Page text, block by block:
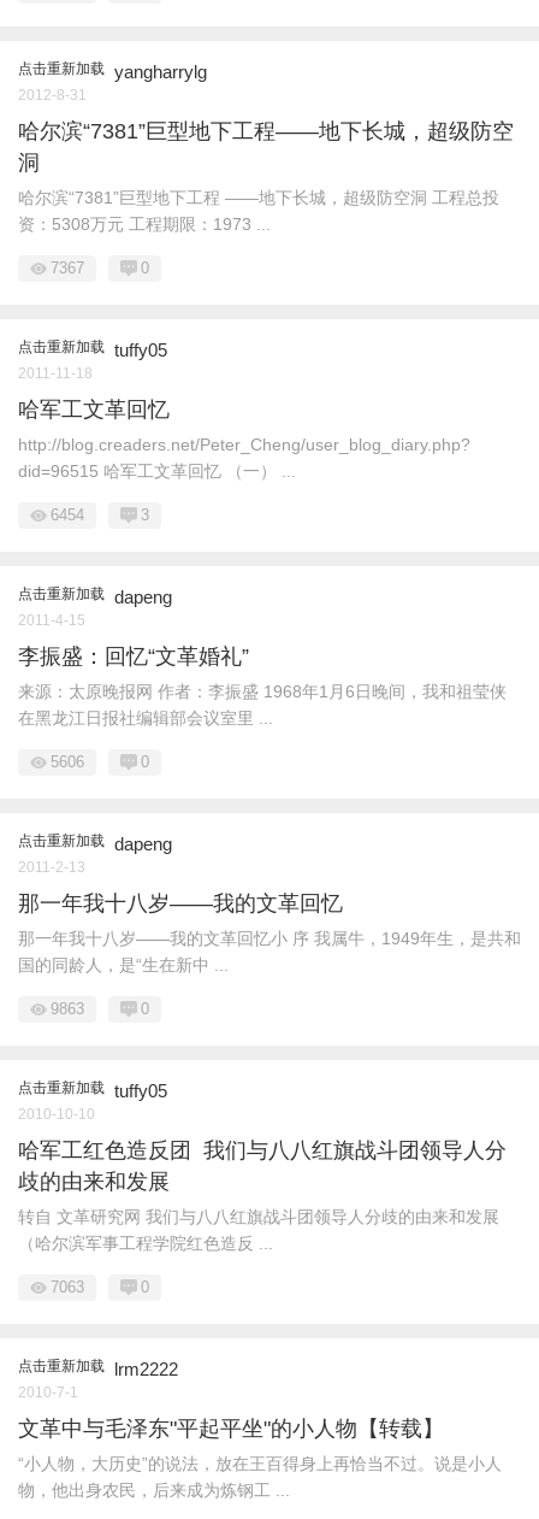
点击重新加载 yangharrylg
2012-8-31
哈尔滨“7381”巨型地下工程——地下长城，超级防空
洞
哈尔滨“7381”巨型地下工程 ——地下长城，超级防空洞 工程总投
资：5308万元 工程期限：1973 ...
7367 0
点击重新加载 tuffy05
2011-11-18
哈军工文革回忆
http://blog.creaders.net/Peter_Cheng/user_blog_diary.php?
did=96515 哈军工文革回忆 （一） ...
6454 3
点击重新加载 dapeng
2011-4-15
李振盛：回忆“文革婚礼”
来源：太原晚报网 作者：李振盛 1968年1月6日晚间，我和祖莹侠
在黑龙江日报社编辑部会议室里 ...
5606 0
点击重新加载 dapeng
2011-2-13
那一年我十八岁——我的文革回忆
那一年我十八岁——我的文革回忆小 序 我属牛，1949年生，是共和
国的同龄人，是“生在新中 ...
9863 0
点击重新加载 tuffy05
2010-10-10
哈军工红色造反团 我们与八八红旗战斗团领导人分
歧的由来和发展
转自 文革研究网 我们与八八红旗战斗团领导人分歧的由来和发展
（哈尔滨军事工程学院红色造反 ...
7063 0
点击重新加载 lrm2222
2010-7-1
文革中与毛泽东"平起平坐"的小人物【转载】
“小人物，大历史”的说法，放在王百得身上再恰当不过。说是小人
物，他出身农民，后来成为炼钢工 ...